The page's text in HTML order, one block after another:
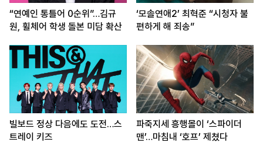
“연예인 통틀어 0순위”…김규
원, 휠체어 학생 돌본 미담 확산
‘모솔연애2’ 최혁준 “시청자 불
편하게 해 죄송”
빌보드 정상 다음에도 도전…스
트레이 키즈
파죽지세 흥행몰이 ‘스파이더
맨’…마침내 ‘호프’ 제쳤다